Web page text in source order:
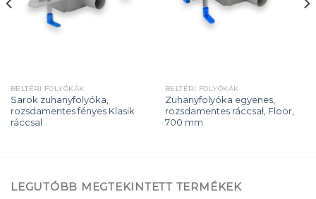
BELTÉRI FOLYÓKÁK
Sarok zuhanyfolyóka,
rozsdamentes fényes Klasik
ráccsal
BELTÉRI FOLYÓKÁK
Zuhanyfolyóka egyenes,
rozsdamentes ráccsal, Floor,
700 mm
LEGUTÓBB MEGTEKINTETT TERMÉKEK